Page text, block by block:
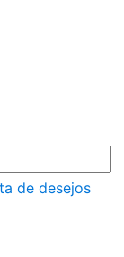
de desejos